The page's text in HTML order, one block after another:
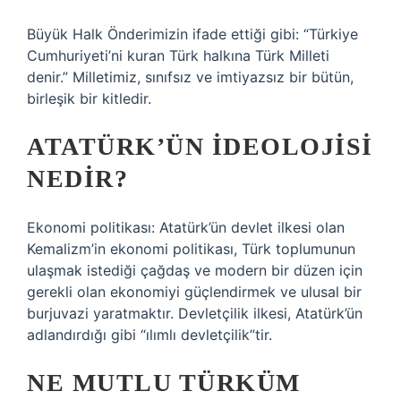
Büyük Halk Önderimizin ifade ettiği gibi: “Türkiye
Cumhuriyeti’ni kuran Türk halkına Türk Milleti
denir.” Milletimiz, sınıfsız ve imtiyazsız bir bütün,
birleşik bir kitledir.
ATATÜRK’ÜN IDEOLOJISI
NEDIR?
Ekonomi politikası: Atatürk’ün devlet ilkesi olan
Kemalizm’in ekonomi politikası, Türk toplumunun
ulaşmak istediği çağdaş ve modern bir düzen için
gerekli olan ekonomiyi güçlendirmek ve ulusal bir
burjuvazi yaratmaktır. Devletçilik ilkesi, Atatürk’ün
adlandırdığı gibi “ılımlı devletçilik”tir.
NE MUTLU TÜRKÜM